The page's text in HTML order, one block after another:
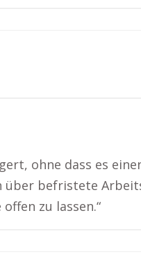
ohne dass es
befristete
zu lassen.“